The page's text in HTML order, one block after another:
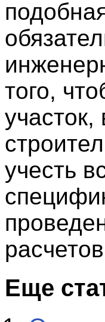
того,
учесть
Еще